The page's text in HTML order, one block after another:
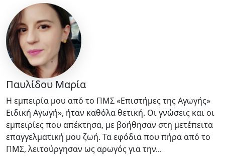
Παυλίδου Μαρία
Η εμπειρία μου από το ΠΜΣ «Επιστήμες της Αγωγής»
Ειδική Αγωγή», ήταν καθόλα θετική. Οι γνώσεις και οι
εμπειρίες που απέκτησα, με βοήθησαν στη μετέπειτα
επαγγελματική μου ζωή. Τα εφόδια που πήρα από το
ΠΜΣ, λειτούργησαν ως αρωγός για την...